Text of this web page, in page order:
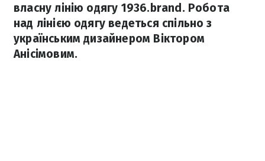
власну лінію одягу 1936.brand. Робота
над лінією одягу ведеться спільно з
українським дизайнером Віктором
Анісімовим.